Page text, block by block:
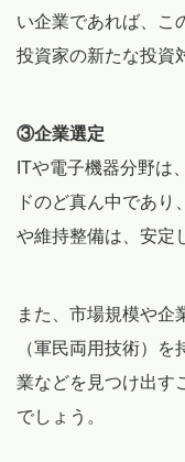
い企業であれば、こ
投資家の新たな投資
③企業選定
ITや電子機器分野は
ドのど真ん中であ
や維持整備は、安定
また、市場規模や企
（軍民両用技術）
業などを見つけ出す
でしょう。